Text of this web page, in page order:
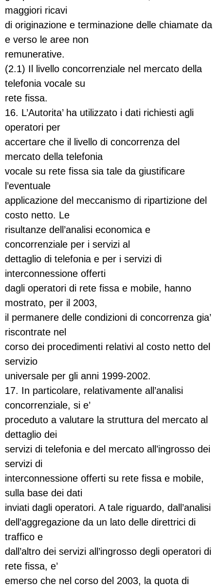
maggiori ricavi
di originazione e terminazione delle chiamate da
e verso le aree non
remunerative.
(2.1) Il livello concorrenziale nel mercato della
telefonia vocale su
rete fissa.
16. L’Autorita’ ha utilizzato i dati richiesti agli
operatori per
accertare che il livello di concorrenza del
mercato della telefonia
vocale su rete fissa sia tale da giustificare
l’eventuale
applicazione del meccanismo di ripartizione del
costo netto. Le
risultanze dell’analisi economica e
concorrenziale per i servizi al
dettaglio di telefonia e per i servizi di
interconnessione offerti
dagli operatori di rete fissa e mobile, hanno
mostrato, per il 2003,
il permanere delle condizioni di concorrenza gia’
riscontrate nel
corso dei procedimenti relativi al costo netto del
servizio
universale per gli anni 1999-2002.
17. In particolare, relativamente all’analisi
concorrenziale, si e’
proceduto a valutare la struttura del mercato al
dettaglio dei
servizi di telefonia e del mercato all’ingrosso dei
servizi di
interconnessione offerti su rete fissa e mobile,
sulla base dei dati
inviati dagli operatori. A tale riguardo, dall’analisi
dell’aggregazione da un lato delle direttrici di
traffico e
dall’altro dei servizi all’ingrosso degli operatori di
rete fissa, e’
emerso che nel corso del 2003, la quota di